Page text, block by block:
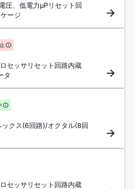
圧、低電力µPリセット回
ージ
セッサリセット回路内蔵
タ
クス(6回路)/オクタル(8回
セッサリセット回路内蔵